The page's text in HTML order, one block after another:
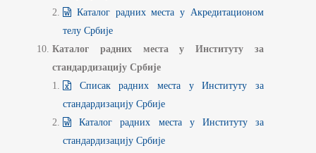
Каталог радних места у Акредитационом
телу Србије
Каталог радних места у Институту за
стандардизацију Србије
Списак радних места у Институту за
стандардизацију Србије
Каталог радних места у Институту за
стандардизацију Србије